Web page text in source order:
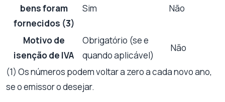
bens foram
fornecidos (3)
Sim Não
Motivo de
isenção de IVA
Obrigatório (se e
quando aplicável)
Não
(1) Os números podem voltar a zero a cada novo ano,
se o emissor o desejar.